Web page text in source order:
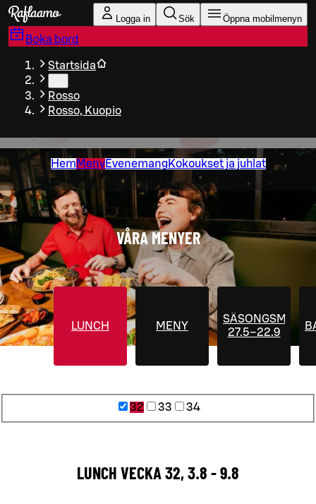
Gå till huvudinnehållet
Logga in Sök Öppna mobilmenyn
Boka bord
Startsida
Rosso
Rosso, Kuopio
Hem MenyEvenemangKokoukset ja juhlat
VÅRA MENYER
LUNCH MENY
27.5–22.9
32 33 34
LUNCH VECKA 32, 3.8 - 9.8